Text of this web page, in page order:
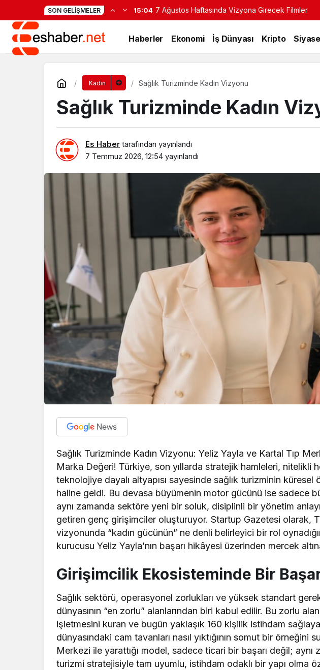
SON GELIŞMELER 15:04 7 Ağustos Haftasında Vizyona Girecek Filmler
Haberler Ekonomi İş Dünyası Kripto
Kadın Sağlık Turizminde Kadın Vizyonu
Sağlık Turizminde Kadın
Es Haber tarafından yayınlandı
7 Temmuz 2026, 12:54 yayınlandı
Sağlık Turizminde Kadın Vizyonu: Yeliz Yayla ve Kartal Tıp
Marka Değeri! Türkiye, son yıllarda stratejik hamleleri, nitelikli
teknolojiye dayalı altyapısı sayesinde sağlık turizminin küresel
haline geldi. Bu devasa büyümenin motor gücünü ise sadece
aynı zamanda sektöre yeni bir soluk, disiplinli bir yönetim
getiren genç girişimciler oluşturuyor. Startup Gazetesi olarak,
vizyonunda “kadın gücünün” ne denli belirleyici bir rol
kurucusu Yeliz Yayla’nın başarı hikâyesi üzerinden mercek
Girişimcilik Ekosisteminde Bir
Sağlık sektörü, operasyonel zorlukları ve yüksek standart
dünyasının “en zorlu” alanlarından biri kabul edilir. Bu zorlu
işletmesini kuran ve bugün yaklaşık 160 kişilik istihdam
dünyasındaki cam tavanları nasıl yıktığının somut bir örneğini
Merkezi ile yarattığı model, sadece ticari bir başarı değil; aynı
turizmi stratejisiyle tam uyumlu, istihdam odaklı bir yapı olma